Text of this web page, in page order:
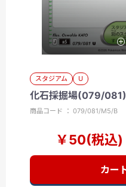
スタジアム U
化石採掘場(079/081)
商品コード ： 079/081/M5/B
￥50(税込)
カー